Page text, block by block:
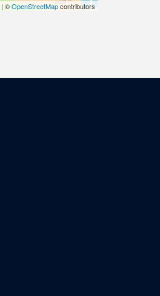
| ©OpenStreetMapcontributors